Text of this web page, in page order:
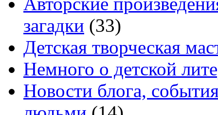
загадки (33)
Детская творческая
Немного о детской
Новости блога,